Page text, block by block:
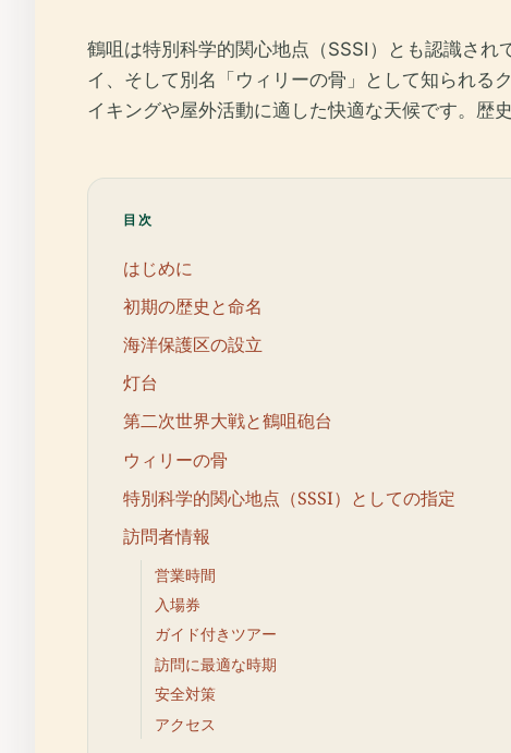
鶴咀は特別科学的関心地点（SSSI）とも認識さ
イ、そして別名「ウィリーの骨」として知られる
イキングや屋外活動に適した快適な天候です。歴
目次
はじめに
初期の歴史と命名
海洋保護区の設立
灯台
第二次世界大戦と鶴咀砲台
ウィリーの骨
特別科学的関心地点（SSSI）としての指定
訪問者情報
営業時間
入場券
ガイド付きツアー
訪問に最適な時期
安全対策
アクセス